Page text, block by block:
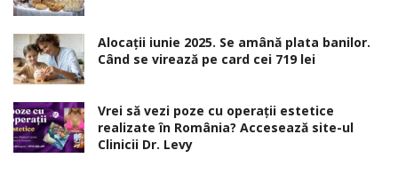
Alocaţii iunie 2025. Se amână plata banilor.
Când se virează pe card cei 719 lei
Vrei să vezi poze cu operații estetice
realizate în România? Accesează site-ul
Clinicii Dr. Levy